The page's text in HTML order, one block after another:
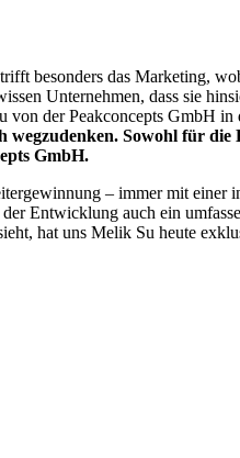
besonders das Marketing,
Unternehmen, dass sie
der Peakconcepts GmbH in
Sowohl für
GmbH.
– immer mit
Entwicklung auch ein
hat uns Melik Su heute